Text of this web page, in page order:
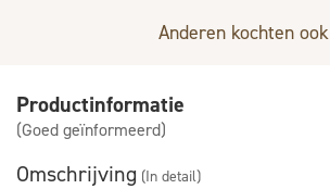
Anderen kochten ook
Productinformatie
(Goed geïnformeerd)
Omschrijving (In detail)